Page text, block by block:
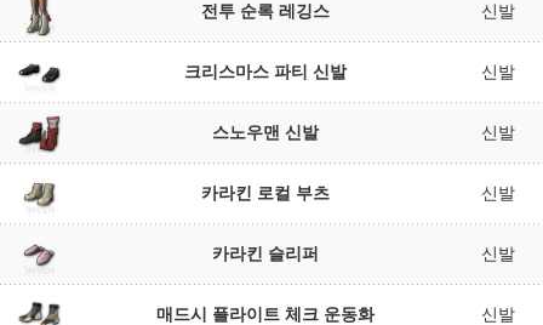
전투 순록 레깅스 신발
크리스마스 파티 신발 신발
스노우맨 신발 신발
카라킨 로컬 부츠 신발
카라킨 슬리퍼 신발
매드시 플라이트 체크 운동화 신발